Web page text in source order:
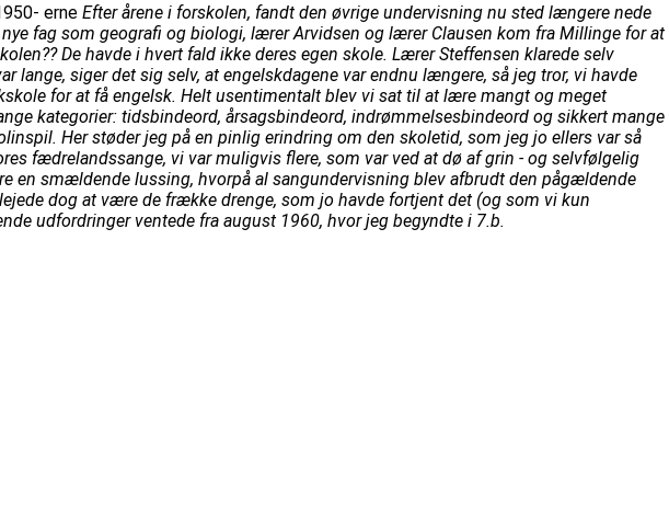
erne Efter årene i forskolen, fandt den øvrige undervisning nu sted længere nede
fag som geografi og biologi, lærer Arvidsen og lærer Clausen kom fra Millinge for at
De havde i hvert fald ikke deres egen skole. Lærer Steffensen klarede selv
siger det sig selv, at engelskdagene var endnu længere, så jeg tror, vi havde
for at få engelsk. Helt usentimentalt blev vi sat til at lære mangt og meget
kategorier: tidsbindeord, årsagsbindeord, indrømmelsesbindeord og sikkert mange
Her støder jeg på en pinlig erindring om den skoletid, som jeg jo ellers var så
fædrelandssange, vi var muligvis flere, som var ved at dø af grin - og selvfølgelig
en smældende lussing, hvorpå al sangundervisning blev afbrudt den pågældende
dog at være de frække drenge, som jo havde fortjent det (og som vi kun
udfordringer ventede fra august 1960, hvor jeg begyndte i 7.b.